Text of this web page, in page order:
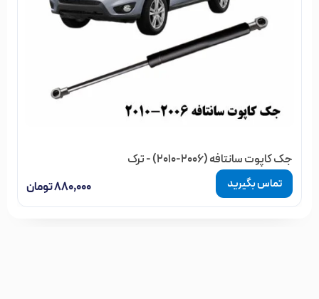
جک کاپوت سانتافه (2006-2010) - ترک
۸۸۰,۰۰۰تومان تماس بگیرید